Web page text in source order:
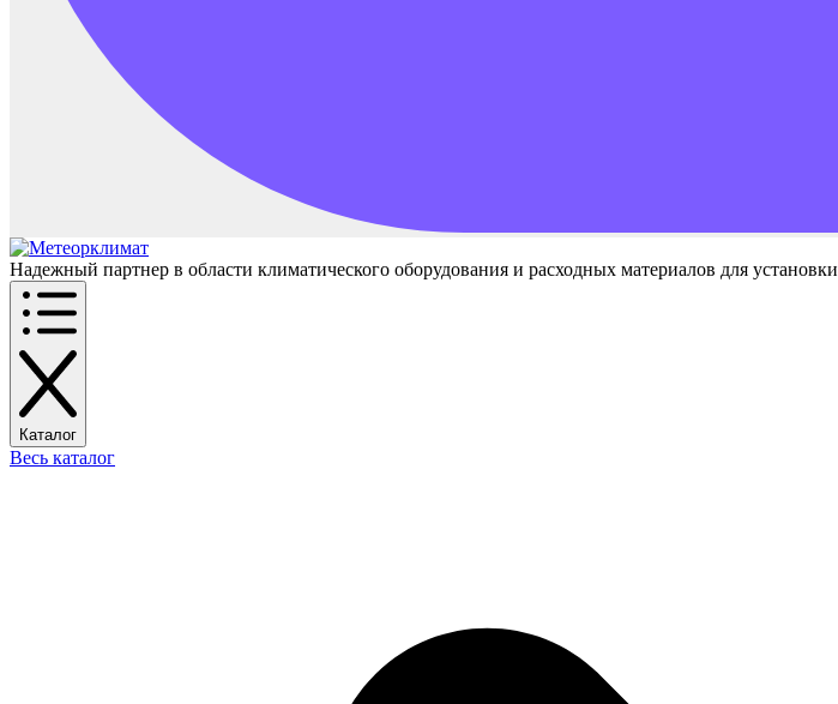
Надежный партнер в области климатического оборудования и расходных материалов для установки
Каталог
Весь каталог